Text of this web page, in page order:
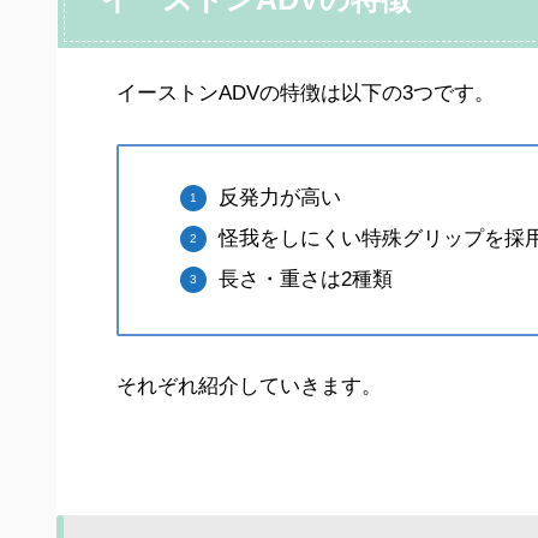
イーストンADVの特徴は以下の3つです。
反発力が高い
怪我をしにくい特殊グリップを採
長さ・重さは2種類
それぞれ紹介していきます。